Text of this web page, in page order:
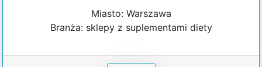
Miasto: Warszawa
Branża: sklepy z suplementami diety